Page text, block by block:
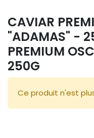
CAVIAR
"ADAMAS" -
PREMIUM
250G
Ce produit n'est